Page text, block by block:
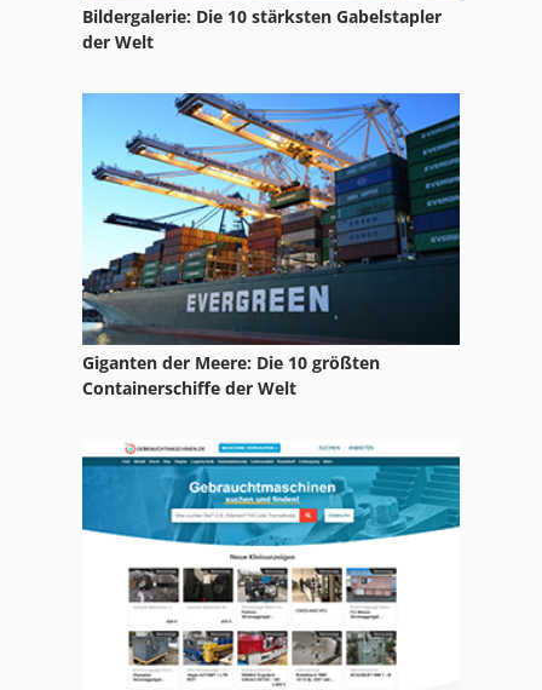
Käseschneidemaschine
Schneckenfräsmaschine
Schneckenförderer
Schneckenhacker
Schnellkuehler
Schokoladenmaschine
Schokoladenueberziehmaschine
Wurst Abfuellmaschine
Wurstfuellmaschine
Zwiebelschälmaschine
Bildergalerie: Die 10 stärksten Gabelstapler
der Welt
Giganten der Meere: Die 10 größten
Containerschiffe der Welt